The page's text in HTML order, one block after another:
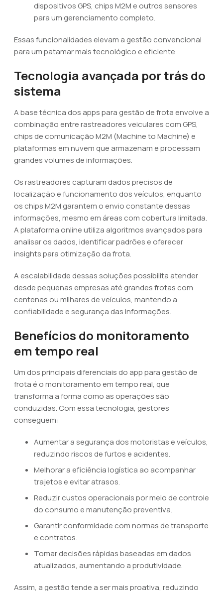
dispositivos GPS, chips M2M e outros sensores
para um gerenciamento completo.
Essas funcionalidades elevam a gestão convencional
para um patamar mais tecnológico e eficiente.
Tecnologia avançada por trás do
sistema
A base técnica dos apps para gestão de frota envolve a
combinação entre rastreadores veiculares com GPS,
chips de comunicação M2M (Machine to Machine) e
plataformas em nuvem que armazenam e processam
grandes volumes de informações.
Os rastreadores capturam dados precisos de
localização e funcionamento dos veículos, enquanto
os chips M2M garantem o envio constante dessas
informações, mesmo em áreas com cobertura limitada.
A plataforma online utiliza algoritmos avançados para
analisar os dados, identificar padrões e oferecer
insights para otimização da frota.
A escalabilidade dessas soluções possibilita atender
desde pequenas empresas até grandes frotas com
centenas ou milhares de veículos, mantendo a
confiabilidade e segurança das informações.
Benefícios do monitoramento
em tempo real
Um dos principais diferenciais do app para gestão de
frota é o monitoramento em tempo real, que
transforma a forma como as operações são
conduzidas. Com essa tecnologia, gestores
conseguem:
Aumentar a segurança dos motoristas e veículos,
reduzindo riscos de furtos e acidentes.
Melhorar a eficiência logística ao acompanhar
trajetos e evitar atrasos.
Reduzir custos operacionais por meio de controle
do consumo e manutenção preventiva.
Garantir conformidade com normas de transporte
e contratos.
Tomar decisões rápidas baseadas em dados
atualizados, aumentando a produtividade.
Assim, a gestão tende a ser mais proativa, reduzindo